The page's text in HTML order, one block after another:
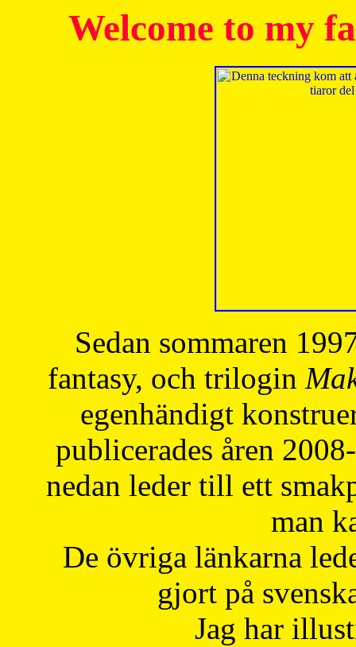
Welcome to my
Sedan sommaren
fantasy, och trilogin
egenhändigt
publicerades åren
nedan leder till ett
man
De övriga länkarna
gjort på
Jag har